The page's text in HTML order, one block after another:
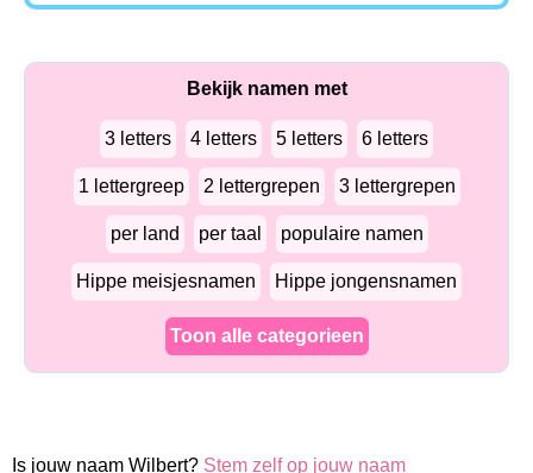
Bekijk namen met
3 letters 4 letters 5 letters 6 letters
1 lettergreep 2 lettergrepen 3 lettergrepen
per land per taal populaire namen
Hippe meisjesnamen Hippe jongensnamen
Toon alle categorieen
Is jouw naam Wilbert? Stem zelf op jouw naam